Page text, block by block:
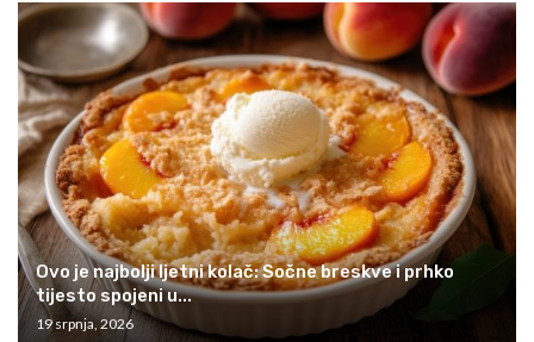
Ovo je najbolji ljetni kolač: Sočne breskve i prhko
tijesto spojeni u...
19 srpnja, 2026